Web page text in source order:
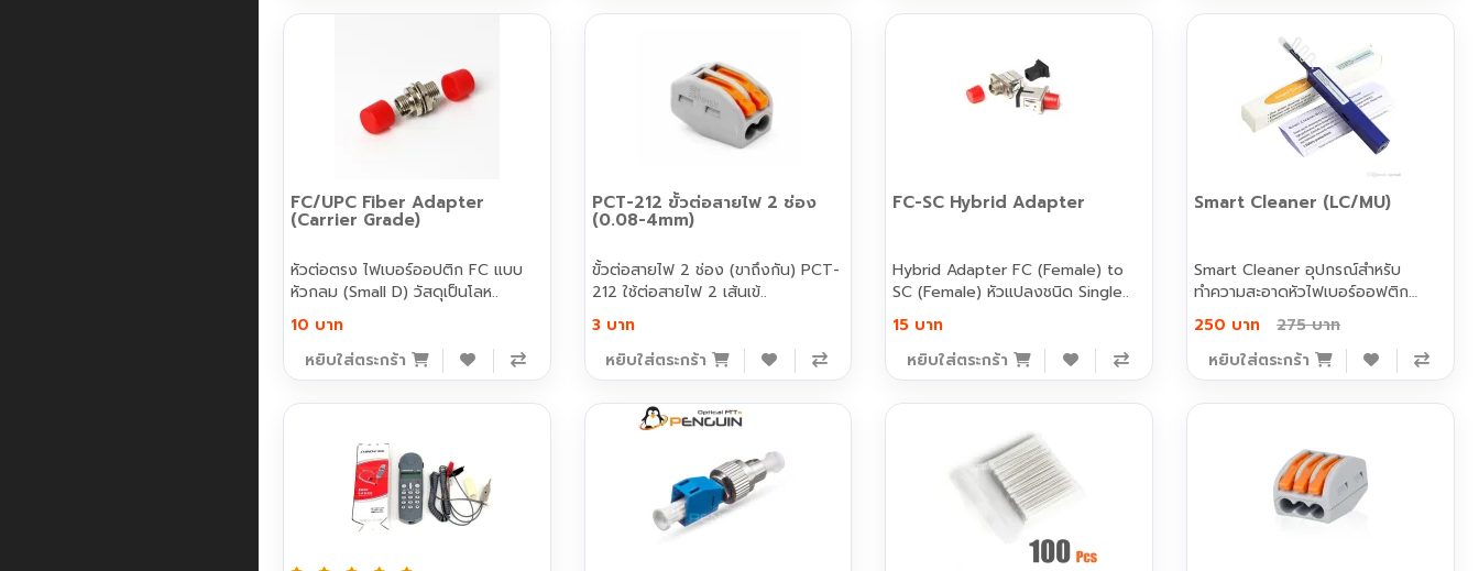
FC/UPC Fiber Adapter
(Carrier Grade)
หัวต่อตรง ไฟเบอร์ออปติก FC แบบ
หัวกลม (Small D) วัสดุเป็นโลห..
10 บาท
หยิบใส่ตระกร้า
PCT-212 ขั้วต่อสายไฟ 2 ช่อง
(0.08-4mm)
ขั้วต่อสายไฟ 2 ช่อง (ขาถึงกัน) PCT-
212 ใช้ต่อสายไฟ 2 เส้นเข้..
3 บาท
หยิบใส่ตระกร้า
FC-SC Hybrid Adapter
Hybrid Adapter FC (Female) to
SC (Female) หัวแปลงชนิด Single..
15 บาท
หยิบใส่ตระกร้า
Smart Cleaner (LC/MU)
Smart Cleaner อุปกรณ์สำหรับ
ทำความสะอาดหัวไฟเบอร์ออฟติก
LC/MU..
250 บาท
275 บาท
หยิบใส่ตระกร้า